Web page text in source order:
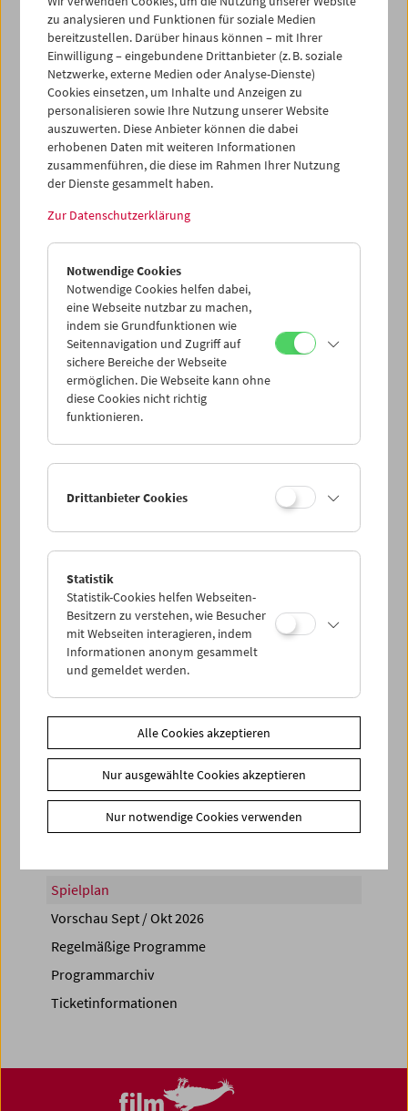
31
01 02 03 04 05 06
iCalender
Programmheft-PDF
English language or subtitles
< Vorherige Woche
Mo 17.5.
Di 18.5.
Mi 19.5.
Do 20.5.
So 23.5.
PROGRAMM ÜBERBLICK
Spielplan
Vorschau Sept / Okt 2026
Regelmäßige Programme
Programmarchiv
Ticketinformationen
zu analysieren und Funktionen für soziale Medien
bereitzustellen. Darüber hinaus können – mit Ihrer
Einwilligung – eingebundene Drittanbieter (z. B. soziale
Netzwerke, externe Medien oder Analyse-Dienste)
Cookies einsetzen, um Inhalte und Anzeigen zu
personalisieren sowie Ihre Nutzung unserer Website
auszuwerten. Diese Anbieter können die dabei
erhobenen Daten mit weiteren Informationen
zusammenführen, die diese im Rahmen Ihrer Nutzung
der Dienste gesammelt haben.
Zur Datenschutzerklärung
Notwendige Cookies
Notwendige Cookies helfen dabei,
eine Webseite nutzbar zu machen,
indem sie Grundfunktionen wie
Seitennavigation und Zugriff auf
sichere Bereiche der Webseite
ermöglichen. Die Webseite kann ohne
diese Cookies nicht richtig
funktionieren.
Drittanbieter Cookies
Statistik
Statistik-Cookies helfen Webseiten-
Besitzern zu verstehen, wie Besucher
mit Webseiten interagieren, indem
Informationen anonym gesammelt
und gemeldet werden.
Alle Cookies akzeptieren
Nur ausgewählte Cookies akzeptieren
Nur notwendige Cookies verwenden